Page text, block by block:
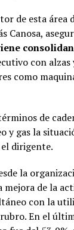
de esta área
Canosa,
con
como
de
y gas la
el dirigente.
la
mejora de la
con la
En el